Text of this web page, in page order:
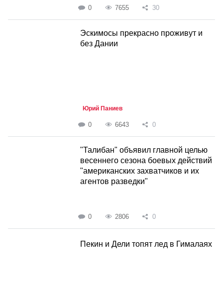
0 7655 30
Эскимосы прекрасно проживут и
без Дании
Юрий Паниев
0 6643 0
"Талибан" объявил главной целью
весеннего сезона боевых действий
"американских захватчиков и их
агентов разведки"
0 2806 0
Пекин и Дели топят лед в Гималаях